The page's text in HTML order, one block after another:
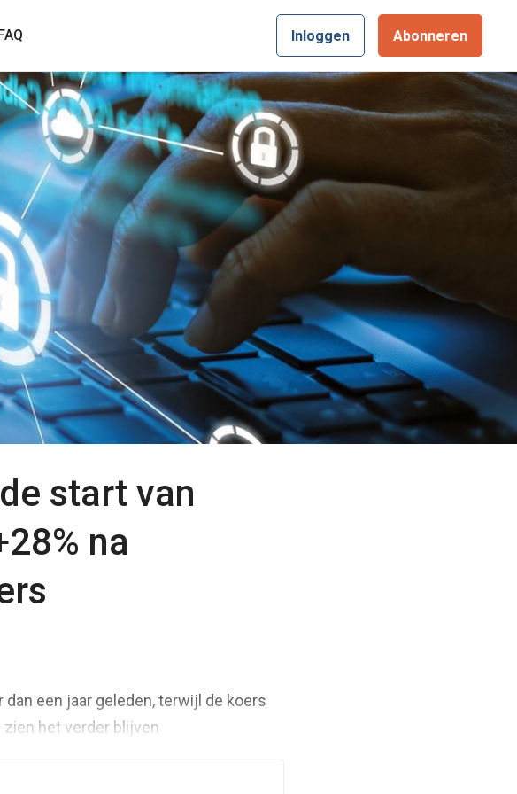
Inloggen Abonneren
start van
na
een jaar geleden, terwijl de koers
het verder blijven